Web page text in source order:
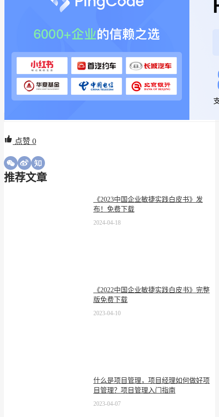
点赞 0
推荐文章
《2023中国企业敏捷实践白皮书》发
布！免费下载
2024-04-18
《2022中国企业敏捷实践白皮书》完整
版免费下载
2023-04-10
什么是项目管理，项目经理如何做好项
目管理？项目管理入门指南
2023-04-07